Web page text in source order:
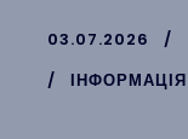
03.07.2026